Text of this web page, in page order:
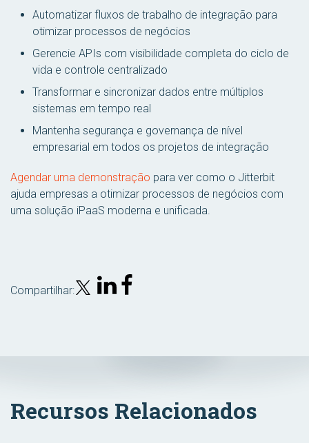
Automatizar fluxos de trabalho de integração para
otimizar processos de negócios
Gerencie APIs com visibilidade completa do ciclo de
vida e controle centralizado
Transformar e sincronizar dados entre múltiplos
sistemas em tempo real
Mantenha segurança e governança de nível
empresarial em todos os projetos de integração
Agendar uma demonstração para ver como o Jitterbit
ajuda empresas a otimizar processos de negócios com
uma solução iPaaS moderna e unificada.
Compartilhar:
Recursos Relacionados